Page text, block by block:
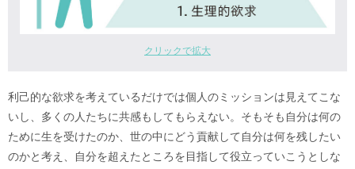
クリックで拡大
利己的な欲求を考えているだけでは個人のミッションは見えてこな
いし、多くの人たちに共感もしてもらえない。そもそも自分は何の
ために生を受けたのか、世の中にどう貢献して自分は何を残したい
のかと考え、自分を超えたところを目指して役立っていこうとしな